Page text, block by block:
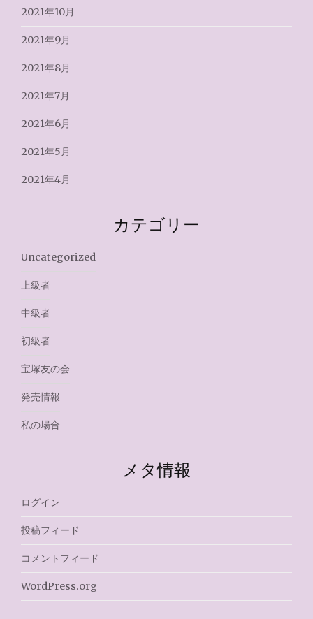
2021年10月
2021年9月
2021年8月
2021年7月
2021年6月
2021年5月
2021年4月
カテゴリー
Uncategorized
上級者
中級者
初級者
宝塚友の会
発売情報
私の場合
メタ情報
ログイン
投稿フィード
コメントフィード
WordPress.org